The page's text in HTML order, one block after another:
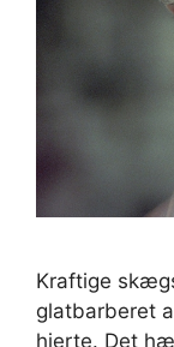
Kraftige
glatbarberet
hjerte. Det